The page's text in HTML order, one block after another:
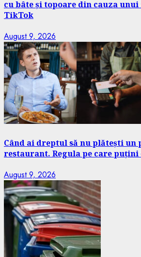
cu bâte și topoare din cauza unui
TikTok
August 9, 2026
Când ai dreptul să nu plătești un
restaurant. Regula pe care puțini
August 9, 2026